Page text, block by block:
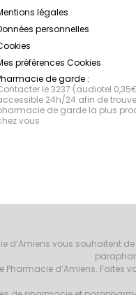
légales
personnelles
préférences Cookies
de garde :
le 3237 (audiotel
24h/24 afin de
de garde la plus
vous
d’Amiens vous souhaitent
Pharmacie d’Amiens.